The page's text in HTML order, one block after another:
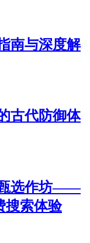
南与深度解
古代防御体
甄选作坊——
搜索体验